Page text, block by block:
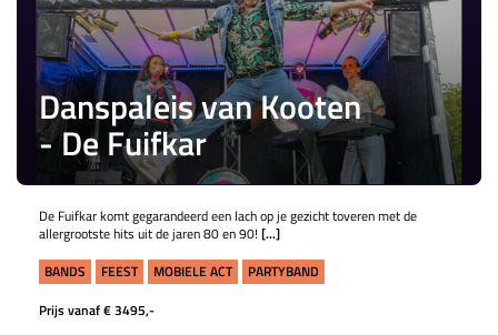
Danspaleis van Kooten
- De Fuifkar
De Fuifkar komt gegarandeerd een lach op je gezicht toveren met de
allergrootste hits uit de jaren 80 en 90! [...]
BANDS
FEEST MOBIELE ACT
PARTYBAND
Prijs vanaf € 3495,-